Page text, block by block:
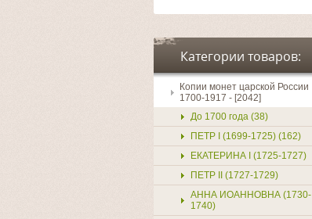
Категории товаров:
Копии монет царской России
1700-1917 - [2042]
До 1700 года (38)
ПЕТР I (1699-1725) (162)
ЕКАТЕРИНА I (1725-1727)
ПЕТР II (1727-1729)
АННА ИОАННОВНА (1730-
1740)